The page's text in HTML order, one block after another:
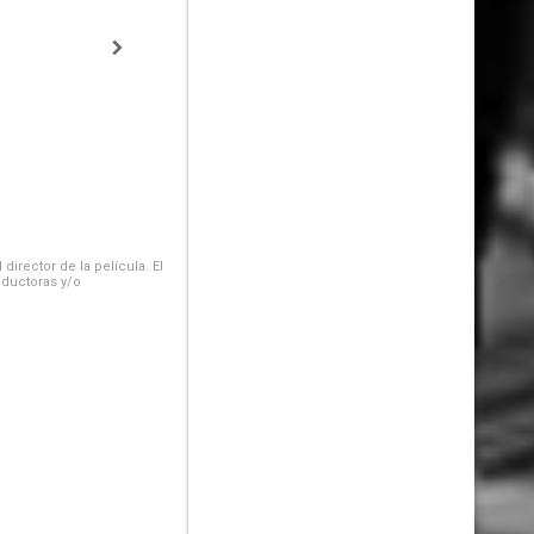
de la película. El
y/o